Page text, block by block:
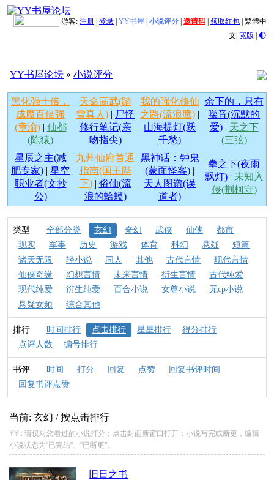
游客: 注册 登录 YY书屋 小说评分 邀请码 领取红包 繁體中
文| 宽版 | 🌓
YY书屋论坛 » 小说评分
黑化强十倍，
成魔百倍强
(章渝)| 仙都
(陈猿)
天命高武(踏
雪真人) | 尸怪
修行笔记(亲
吻指尖)
我的强化修仙
之路(流浪鹰) |
山海提灯(跃
千愁)
余下的，只有
噪音(沉默的
爱)| 天之下
(三弦)
星辰之主(减
肥专家) | 星空
职业者(文抄
公)
九州仙府首通
指南(国王陛
下)| 俗仙(流
浪的蛤蟆)
黑神话：钟鬼
(蒙面怪客) |
天人图谱(误
道者)
拳之下(夜雨
飘灯)| 未知入
侵(荆柯守)
类型 全部分类 玄幻 奇幻 武侠 仙侠
都市
现实
军事 历史 游戏 体育 科幻 悬疑
短篇
诸天无限
轻小说 同人 其他 古代言情
现代言情
仙侠奇缘
幻想言情 未来言情 衍生言情
古代纯爱
现代纯爱
衍生纯爱 百合小说 女尊小说
无cp小说
悬疑女频
综合其他
排行 时间排行 点击排行 星星排行
得分排行
点评人数
编号排行
书评 时间 打分 回复 点赞
回复书评时间
回复书评点赞
当前: 玄幻 / 按点击排行
YY : 请仅对您看过的小说打分；点击封面新窗口打开；小说写完或断更，编辑
小说状态为"已完结"、"已断更"。
旧日之书